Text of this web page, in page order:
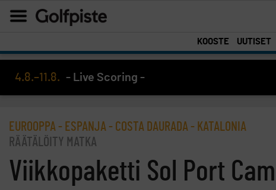
KOOSTE UUTISET
4.8.–11.8. - Live Scoring -
EUROOPPA - ESPANJA - COSTA DAURADA - KATALONIA
RÄÄTÄLÖITY MATKA
Viikkopaketti Sol Port